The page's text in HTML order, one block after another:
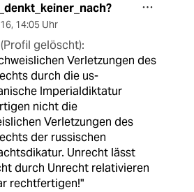
, 14:05 Uhr
gelöscht):
Verletzungen des
durch die us-
Imperialdiktatur
nicht die
Verletzungen des
der russischen
Unrecht lässt
durch Unrecht relativieren
rechtfertigen!"